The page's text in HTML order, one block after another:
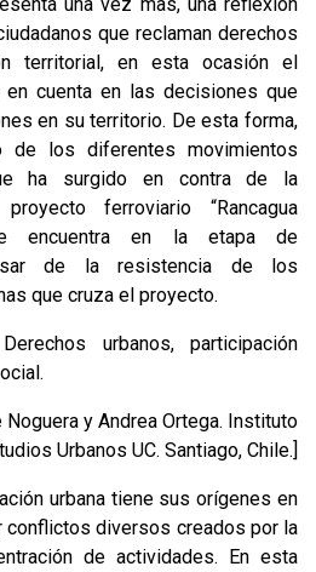
que reclaman derechos
territorial, en esta ocasión el
cuenta en las decisiones que
en su territorio. De esta forma,
de los diferentes movimientos
ha surgido en contra de la
ferroviario “Rancagua
encuentra en la etapa de
de la resistencia de los
que cruza el proyecto.
urbanos, participación
Noguera y Andrea Ortega. Instituto
Urbanos UC. Santiago, Chile.]
urbana tiene sus orígenes en
conflictos diversos creados por la
de actividades. En esta